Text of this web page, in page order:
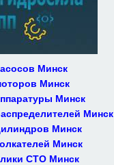
Минск
Минск
Минск
Минск
Минск
Минск
СТО Минск